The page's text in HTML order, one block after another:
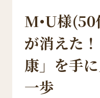
無料体
M•U様(50
が消えた
康」を手
一歩